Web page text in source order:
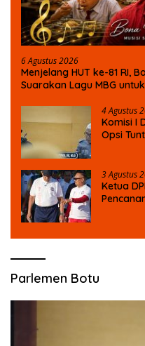
6 Agustus 2026
Menjelang HUT ke-81 RI,
Suarakan Lagu MBG
4 Agustus
Komisi I
Opsi
3 Agustus
Ketua
Parlemen Botu